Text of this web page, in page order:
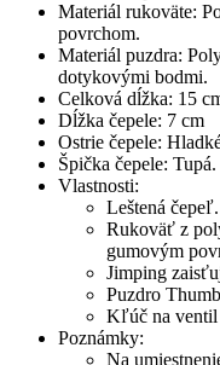
Materiál rukoväte:
povrchom.
Materiál puzdra:
dotykovými bodmi.
Celková dĺžka: 15
Dĺžka čepele: 7 cm
Ostrie čepele:
Špička čepele: Tupá.
Vlastnosti:
Leštená čepeľ.
Rukoväť z
gumovým
Jimping
Puzdro
Kľúč na ventil
Poznámky:
Na